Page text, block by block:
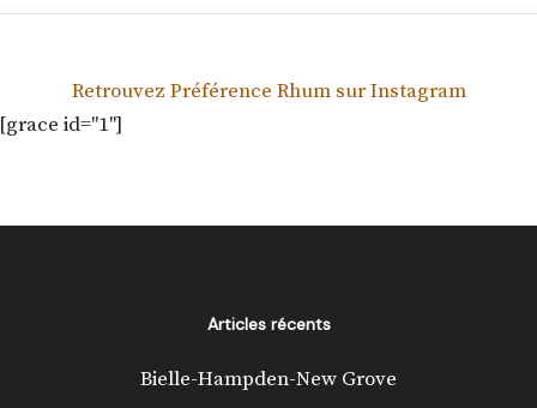
Retrouvez Préférence Rhum sur Instagram
[grace id="1"]
Articles récents
Bielle-Hampden-New Grove